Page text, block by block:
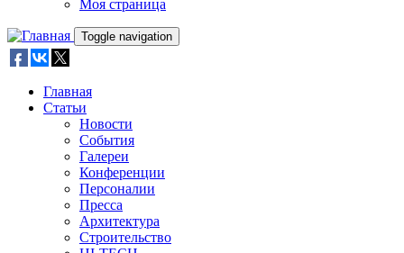
Моя страница
Toggle navigation
Главная
Статьи
Новости
События
Галереи
Конференции
Персоналии
Пресса
Архитектура
Строительство